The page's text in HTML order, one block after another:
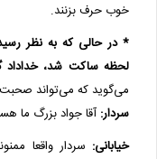
خوب حرف بزنند.
* در حالی که به نظر
لحظه ساکت شد، خداداد
می‌گوید که می‌تواند
سردار: آقا جواد بزرگ ما
خیابانی: سردار واقعا